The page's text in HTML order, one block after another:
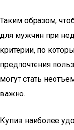
Таким образом,
для мужчин при
критерии, по
предпочтения
могут стать
важно.
Купив наиболее